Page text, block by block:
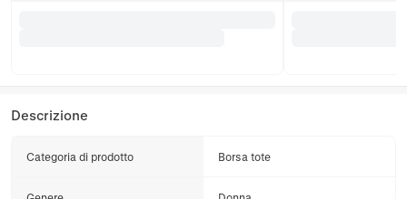
Descrizione
Categoria di prodotto Borsa tote